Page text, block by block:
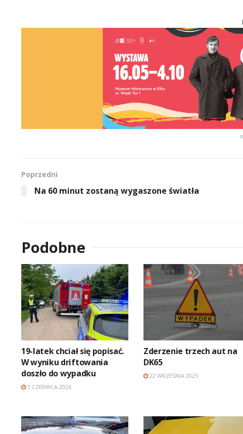
Poprzedni
Na 60 minut zostaną wygaszone światła
Podobne
19-latek chciał się popisać.
W wyniku driftowania
doszło do wypadku
1 CZERWCA 2026
Zderzenie trzech aut na
DK65
22 WRZEŚNIA 2025